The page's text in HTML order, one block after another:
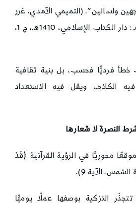
ولسانين”. (التميمي الآمدي، غرر
الحكم ودرر الكلم، قم: دار الكتاب الإسلامي، 1410هـ، ج 1،
خطأ فرديًّا فحسب، بل بنية ثقافية
الكلام، ويقل فيه الاستعداد
النصرة لا شعارها
محوريًّا في الرؤية القرآنية ﴿قَدْ
الآية 9).
التزكية بوصفها عملًا يوميًّا